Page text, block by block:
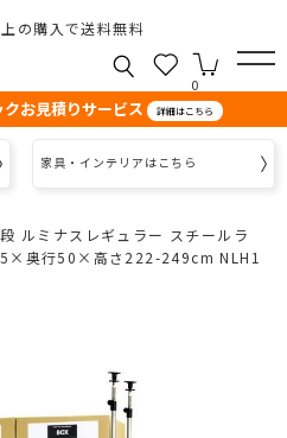
の購入で送料無料
0
お見積りサービス 詳細はこちら
家具・インテリアはこちら
ルミナスレギュラー スチールラ
奥行50×高さ222-249cm NLH1